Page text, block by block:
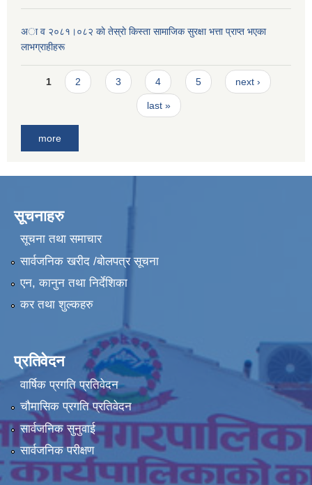
अा व २०८१।०८२ काे तेस्राे किस्ता सामाजिक सुरक्षा भत्ता प्राप्त भएका
लाभग्राहीहरू
Pages
1 2 3 4 5 next ›
last »
more
सूचनाहरु
सूचना तथा समाचार
सार्वजनिक खरीद /बोलपत्र सूचना
एन, कानुन तथा निर्देशिका
कर तथा शुल्कहरु
प्रतिवेदन
वार्षिक प्रगति प्रतिवेदन
चौमासिक प्रगति प्रतिवेदन
सार्वजनिक सुनुवाई
सार्वजनिक परीक्षण